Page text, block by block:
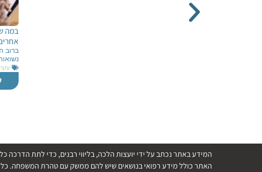
במה
ברוב
המידע באתר נכתב על ידי יועצות הלכה, בליווי רבנים, כדי לתת
האתר כולל מידע רפואי בנושאים שיש להם ממשק עם טהרת המשפחה. כל